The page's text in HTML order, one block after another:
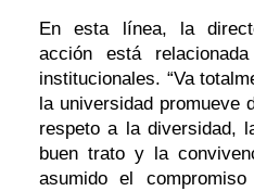
En esta línea, la
acción está
institucionales. “Va
la universidad promueve
respeto a la diversidad,
buen trato y la
asumido el